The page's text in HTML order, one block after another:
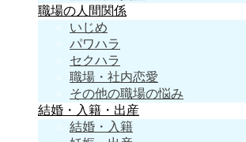
職場の人間関係
いじめ
パワハラ
セクハラ
職場・社内恋愛
その他の職場の悩み
結婚・入籍・出産
結婚・入籍